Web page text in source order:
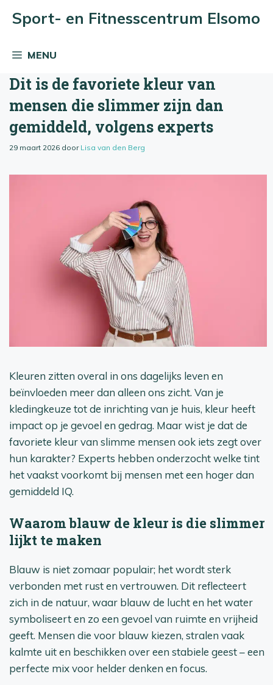
naar
inhoud
Sport- en Fitnesscentrum Elsomo
MENU
Dit is de favoriete kleur van
mensen die slimmer zijn dan
gemiddeld, volgens experts
29 maart 2026 door Lisa van den Berg
Kleuren zitten overal in ons dagelijks leven en
beïnvloeden meer dan alleen ons zicht. Van je
kledingkeuze tot de inrichting van je huis, kleur heeft
impact op je gevoel en gedrag. Maar wist je dat de
favoriete kleur van slimme mensen ook iets zegt over
hun karakter? Experts hebben onderzocht welke tint
het vaakst voorkomt bij mensen met een hoger dan
gemiddeld IQ.
Waarom blauw de kleur is die slimmer
lijkt te maken
Blauw is niet zomaar populair; het wordt sterk
verbonden met rust en vertrouwen. Dit reflecteert
zich in de natuur, waar blauw de lucht en het water
symboliseert en zo een gevoel van ruimte en vrijheid
geeft. Mensen die voor blauw kiezen, stralen vaak
kalmte uit en beschikken over een stabiele geest – een
perfecte mix voor helder denken en focus.